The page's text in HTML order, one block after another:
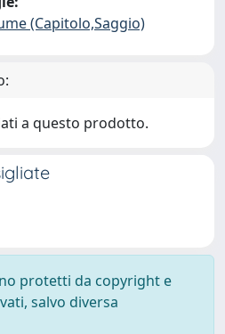
(Capitolo,Saggio)
a questo prodotto.
protetti da copyright e
salvo diversa